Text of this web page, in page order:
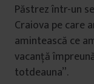
Păstrez într-un
Craiova pe care
amintească ce
vacanță
totdeauna”.